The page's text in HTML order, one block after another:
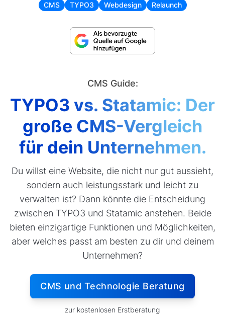
CMS TYPO3 Webdesign Relaunch
CMS Guide:
TYPO3 vs. Statamic: Der
große CMS-Vergleich
für dein Unternehmen.
Du willst eine Website, die nicht nur gut aussieht,
sondern auch leistungsstark und leicht zu
verwalten ist? Dann könnte die Entscheidung
zwischen TYPO3 und Statamic anstehen. Beide
bieten einzigartige Funktionen und Möglichkeiten,
aber welches passt am besten zu dir und deinem
Unternehmen?
CMS und Technologie Beratung
zur kostenlosen Erstberatung